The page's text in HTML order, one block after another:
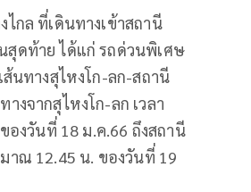
กล ที่เดินทางเข้าสถานี
สุดท้าย ได้แก่ รถด่วนพิเศษ
นทางสุไหงโก-ลก-สถานี
งจากสุไหงโก-ลก เวลา
องวันที่ 18 ม.ค.66 ถึงสถานี
าณ 12.45 น. ของวันที่ 19